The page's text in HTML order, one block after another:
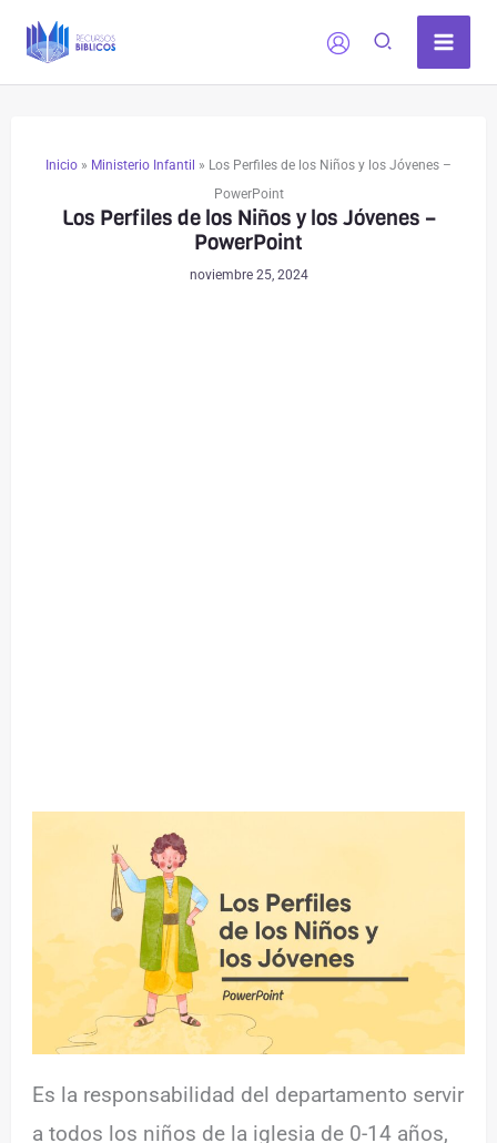
Inicio » Ministerio Infantil » Los Perfiles de los Niños y los Jóvenes –
PowerPoint
Los Perfiles de los Niños y los Jóvenes –
PowerPoint
noviembre 25, 2024
Es la responsabilidad del departamento servir
a todos los niños de la iglesia de 0-14 años,